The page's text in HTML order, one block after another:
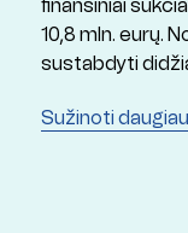
finansiniai
10,8 mln. eurų.
sustabdyti
Sužinoti daugiau